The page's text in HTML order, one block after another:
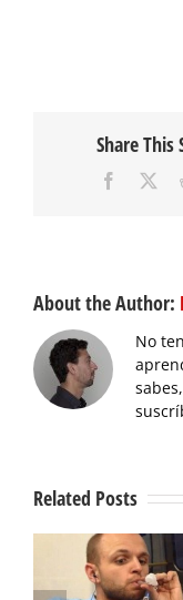
Share
About the Author:
No
Related Posts